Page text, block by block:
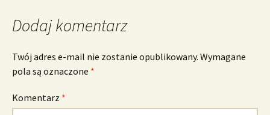
Dodaj komentarz
Twój adres e-mail nie zostanie opublikowany. Wymagane
pola są oznaczone *
Komentarz *